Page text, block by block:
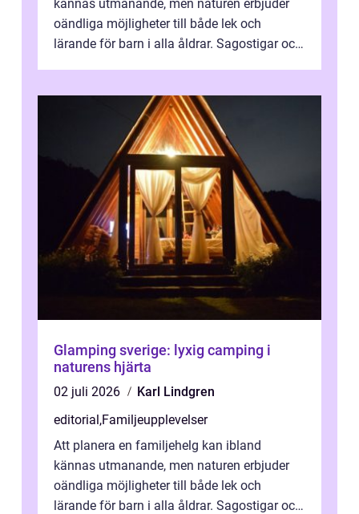
kännas utmanande, men naturen erbjuder
oändliga möjligheter till både lek och
lärande för barn i alla åldrar. Sagostigar och
Glamping sverige: lyxig camping i
naturens hjärta
02 juli 2026
Karl Lindgren
editorial,Familjeupplevelser
Att planera en familjehelg kan ibland
kännas utmanande, men naturen erbjuder
oändliga möjligheter till både lek och
lärande för barn i alla åldrar. Sagostigar och